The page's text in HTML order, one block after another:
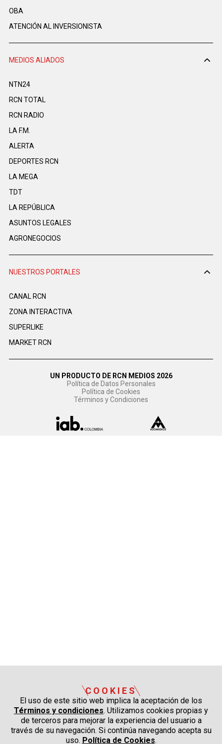
OBA
ATENCIÓN AL INVERSIONISTA
MEDIOS ALIADOS
NTN24
RCN TOTAL
RCN RADIO
LA F.M.
ALERTA
DEPORTES RCN
LA MEGA
TDT
LA REPÚBLICA
ASUNTOS LEGALES
AGRONEGOCIOS
NUESTROS PORTALES
CANAL RCN
ZONA INTERACTIVA
SUPERLIKE
MARKET RCN
UN PRODUCTO DE RCN MEDIOS 2026
Política de Datos Personales
Política de Cookies
Términos y Condiciones
COOKIES
El uso de este sitio web implica la aceptación de los
Términos y condiciones. Utilizamos cookies propias y
de terceros para mejorar la experiencia del usuario a
través de su navegación. Si continúa navegando acepta su
uso. Política de Cookies.